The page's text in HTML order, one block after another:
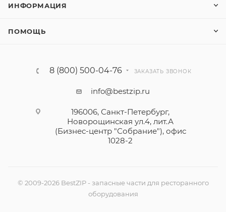
ИНФОРМАЦИЯ
ПОМОЩЬ
8 (800) 500-04-76 ЗАКАЗАТЬ ЗВОНОК
info@bestzip.ru
196006, Санкт-Петербург,
Новорощинская ул.4, лит.А
(Бизнес-центр "Собрание"), офис
1028-2
© 2009-2026 BestZIP - запасные части для ресторанного
оборудования